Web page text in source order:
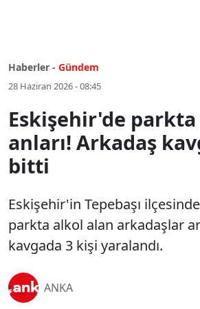
Haberler - Gündem
28 Haziran 2026 - 08:45
Eskişehir'de
anları! Arkadaş
bitti
Eskişehir'in Tepebaşı
parkta alkol alan arkadaşlar
kavgada 3 kişi yaralandı.
ANKA